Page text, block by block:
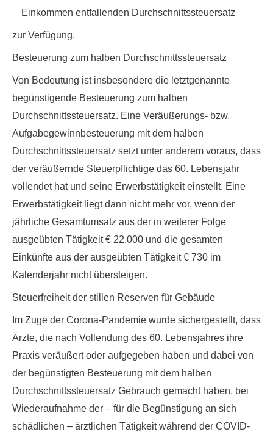
Einkommen entfallenden Durchschnittssteuersatz
zur Verfügung.
Besteuerung zum halben Durchschnittssteuersatz
Von Bedeutung ist insbesondere die letztgenannte
begünstigende Besteuerung zum halben
Durchschnittssteuersatz. Eine Veräußerungs- bzw.
Aufgabegewinnbesteuerung mit dem halben
Durchschnittssteuersatz setzt unter anderem voraus, dass
der veräußernde Steuerpflichtige das 60. Lebensjahr
vollendethat und seine Erwerbstätigkeit einstellt. Eine
Erwerbstätigkeit liegt dann nicht mehr vor, wenn der
jährliche Gesamtumsatz aus der in weiterer Folge
ausgeübten Tätigkeit € 22.000 und die gesamten
Einkünfte aus der ausgeübten Tätigkeit € 730 im
Kalenderjahr nicht übersteigen.
Steuerfreiheit der stillen Reserven für Gebäude
Im Zuge der Corona-Pandemie wurde sichergestellt, dass
Ärzte, die nach Vollendung des 60. Lebensjahres ihre
Praxis veräußert oder aufgegeben haben und dabei von
der begünstigten Besteuerung mit dem halben
Durchschnittssteuersatz Gebrauch gemacht haben, bei
Wiederaufnahme der – für die Begünstigung an sich
schädlichen – ärztlichen Tätigkeit während der COVID-